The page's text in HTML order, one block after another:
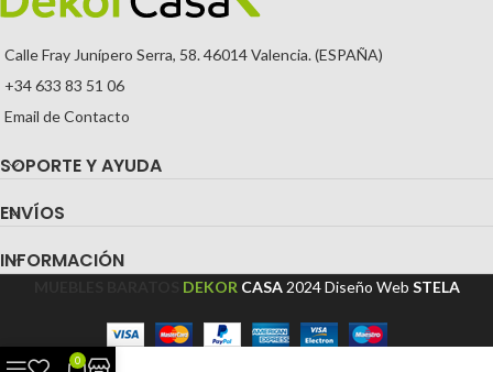
Calle Fray Junípero Serra, 58. 46014 Valencia. (ESPAÑA)
+34 633 83 51 06
Email de Contacto
SOPORTE Y AYUDA
ENVÍOS
INFORMACIÓN
DEKOR CASA 2024Diseño Web STELA
0